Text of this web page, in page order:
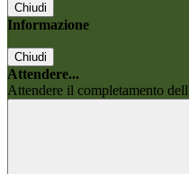
Chiudi
Informazione
Chiudi
Attendere...
Attendere il completamento